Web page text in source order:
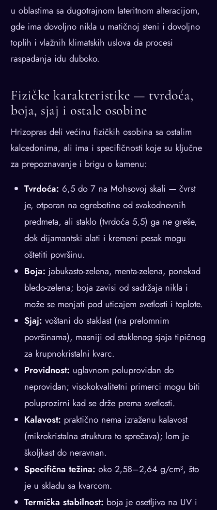
u oblastima sa dugotrajnom lateritnom alteracijom,
gde ima dovoljno nikla u matičnoj steni i dovoljno
toplih i vlažnih klimatskih uslova da procesi
raspadanja idu duboko.
Fizičke karakteristike — tvrdoća,
boja, sjaj i ostale osobine
Hrizopras deli većinu fizičkih osobina sa ostalim
kalcedonima, ali ima i specifičnosti koje su ključne
za prepoznavanje i brigu o kamenu:
Tvrdoća: 6,5 do 7 na Mohsovoj skali — čvrst
je, otporan na ogrebotine od svakodnevnih
predmeta, ali staklo (tvrdoća 5,5) ga ne greše,
dok dijamantski alati i kremeni pesak mogu
oštetiti površinu.
Boja: jabukasto-zelena, menta-zelena, ponekad
bledo-zelena; boja zavisi od sadržaja nikla i
može se menjati pod uticajem svetlosti i toplote.
Sjaj: voštani do staklast (na prelomnim
površinama), masniji od staklenog sjaja tipičnog
za krupnokristalni kvarc.
Providnost: uglavnom poluprovidan do
neprovidan; visokokvalitetni primerci mogu biti
poluprozirni kad se drže prema svetlosti.
Kalavost: praktično nema izraženu kalavost
(mikrokristalna struktura to sprečava); lom je
školjkast do neravnan.
Specifična težina: oko 2,58–2,64 g/cm³, što
je u skladu sa kvarcom.
Termička stabilnost: boja je osetljiva na UV i